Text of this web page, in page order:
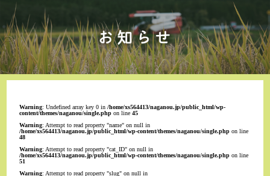
Warning: Undefined array key 0 in/home/xs564413/naganou.jp/public_html/wp-
content/themes/naganou/single.php on line45
Warning: Attempt to read property "name" on null in
/home/xs564413/naganou.jp/public_html/wp-content/themes/naganou/single.php on line
48
Warning: Attempt to read property "cat_ID" on null in
/home/xs564413/naganou.jp/public_html/wp-content/themes/naganou/single.php on line
51
Warning: Attempt to read property "slug" on null in